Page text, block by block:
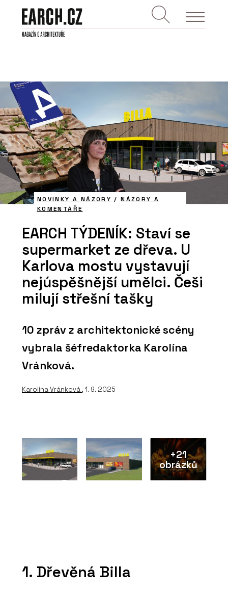
NOVINKY A NÁZORY /NÁZORY A
KOMENTÁŘE
EARCH TÝDENÍK: Staví se
supermarket ze dřeva. U
Karlova mostu vystavují
nejúspěšnější umělci. Češi
milují střešní tašky
10 zpráv z architektonické scény
vybrala šéfredaktorka Karolína
Vránková.
Karolína Vránková, 1. 9. 2025
+21
obrázků
1. Dřevěná Billa